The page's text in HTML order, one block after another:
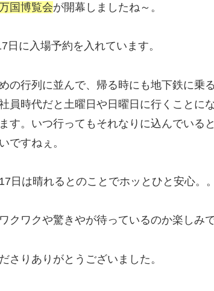
国博覧会が開幕しましたね～。
日に入場予約を入れています。
の行列に並んで、帰る時にも地下鉄に乗
員時代だと土曜日や日曜日に行くことに
す。いつ行ってもそれなりに込んでいる
ですねぇ。
日は晴れるとのことでホッとひと安心。。
クワクや驚きやが待っているのか楽しみで
さりありがとうございました。